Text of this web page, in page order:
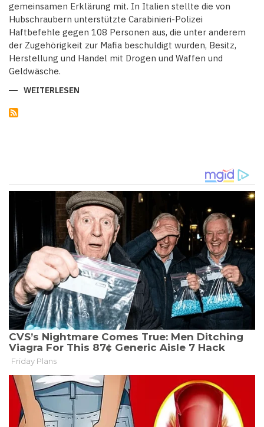
gemeinsamen Erklärung mit. In Italien stellte die von
Hubschraubern unterstützte Carabinieri-Polizei
Haftbefehle gegen 108 Personen aus, die unter anderem
der Zugehörigkeit zur Mafia beschuldigt wurden, Besitz,
Herstellung und Handel mit Drogen und Waffen und
Geldwäsche.
WEITERLESEN
FESTGENOMMEN